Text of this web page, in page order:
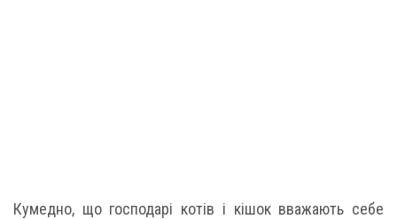
Кумедно, що господарі котів і кішок вважають себе